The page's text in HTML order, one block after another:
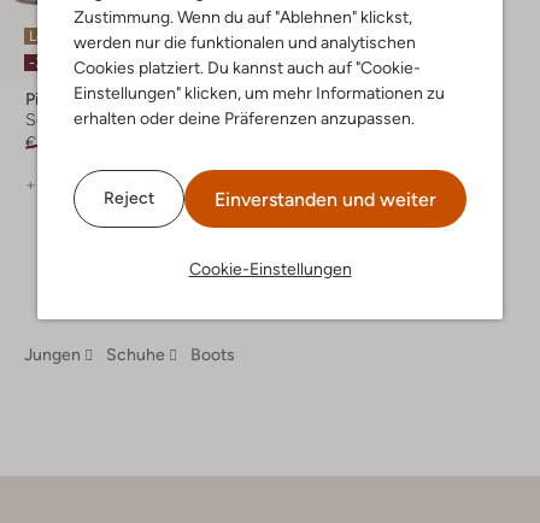
Zustimmung. Wenn du auf "Ablehnen" klickst,
werden nur die funktionalen und analytischen
Cookies platziert. Du kannst auch auf "Cookie-
Einstellungen" klicken, um mehr Informationen zu
erhalten oder deine Präferenzen anzupassen.
Reject Einverstanden und weiter
Cookie-Einstellungen
Letzter Artikel
-30%
Pinocchio
Schnürboots
€ 89,95
+ mehr farben
Jungen Schuhe Boots